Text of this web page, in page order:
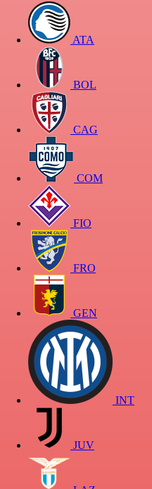
ATA
BOL
CAG
COM
FIO
FRO
GEN
INT
JUV